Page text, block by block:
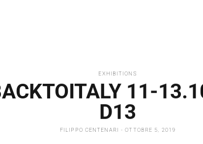
EXHIBITIONS
11-
D13
FILIPPO CENTENARI - OTTOBRE 5, 2019